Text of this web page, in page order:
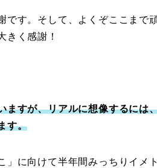
です。そして、よくぞここまで
きく感謝！
ますが、リアルに想像するには
す。
」に向けて半年間みっちりイメ